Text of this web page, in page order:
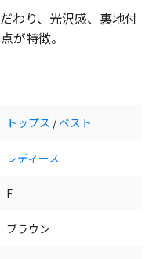
わり、光沢感、裏地付
が特徴。
トップス /ベスト
レディース
F
ブラウン